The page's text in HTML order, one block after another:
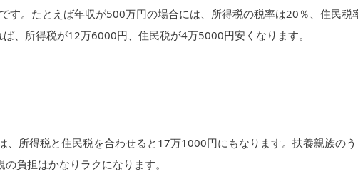
す。たとえば年収が500万円の場合には、所得税の税率は20％、住民税
、所得税が12万6000円、住民税が4万5000円安くなります。
所得税と住民税を合わせると17万1000円にもなります。扶養親族のう
負担はかなりラクになります。